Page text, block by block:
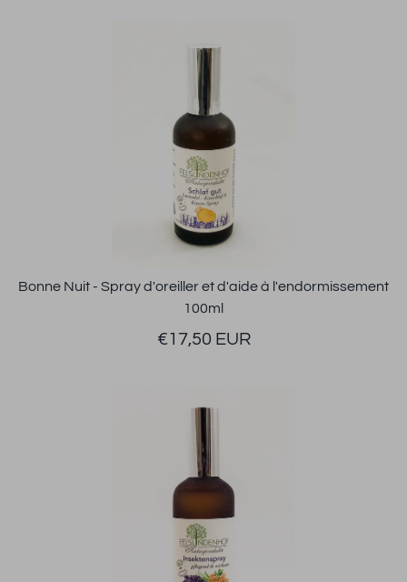
Bonne Nuit - Spray d'oreiller et d'aide à l'endormissement
100ml
€17,50 EUR